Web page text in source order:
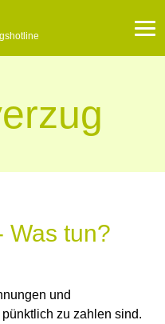
Was tun?
und
zu zahlen sind.